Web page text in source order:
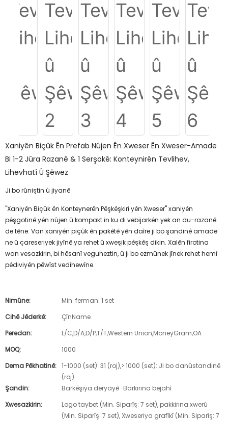
Xaniyên Biçûk Ên Prefab Nûjen Ên Xweser Ên Xweser-Amade
Bi 1-2 Jûra Razanê & 1 Serşokê: Konteynirên Tevlihev,
Lihevhatî Û Şêwez
Ji bo rûniştin û jiyanê
"Xaniyên Biçûk ên Konteynerên Pêşkêşkirî yên Xweser" xaniyên
pêşgotinê yên nûjen û kompakt in ku di vebijarkên yek an du-razanê
de têne. Van xaniyên piçûk ên pakêtê yên daîre ji bo şandinê amade
ne û çareseriyek jiyînê ya rehet û xweşik pêşkêş dikin. Xalên firotina
wan vesazkirin, bi hêsanî veguheztin, û ji bo ezmûnek jînek rehet hemî
pêdiviyên pêwîst vedihewîne.
Nimûne:
Min. ferman: 1 set
Cihê Jêderkê:
ÇînName
Peredan:
L/C,D/A,D/P,T/T,Western Union,MoneyGram,OA
MOQ:
1000
Dema Pêkhatinê: 1-1000 (set): 31 (roj),> 1000 (set): Ji bo danûstandinê
(roj)
Şandin:
Barkêşiya deryayê · Barkirina bejahî
Xwesazkirin:
Logo taybet (Min. Siparîş: 7 set), pakkirina xwerû
(Min. Siparîş: 7 set), Xweseriya grafîkî (Min. Siparîş: 7